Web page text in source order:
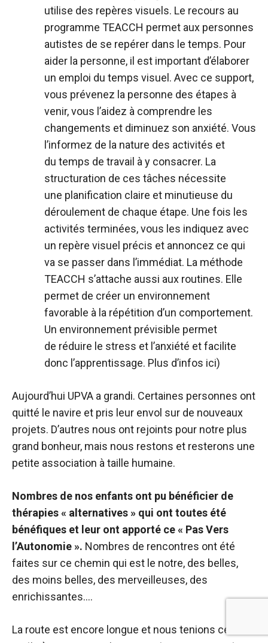
utilise des repères visuels. Le recours au
programme TEACCH permet aux personnes
autistes de se repérer dans le temps. Pour
aider la personne, il est important d’élaborer
un emploi du temps visuel. Avec ce support,
vous prévenez la personne des étapes à
venir, vous l’aidez à comprendre les
changements et diminuez son anxiété. Vous
l’informez de la nature des activités et
du temps de travail à y consacrer. La
structuration de ces tâches nécessite
une planification claire et minutieuse du
déroulement de chaque étape. Une fois les
activités terminées, vous les indiquez avec
un repère visuel précis et annoncez ce qui
va se passer dans l’immédiat. La méthode
TEACCH s’attache aussi aux routines. Elle
permet de créer un environnement
favorable à la répétition d’un comportement.
Un environnement prévisible permet
de réduire le stress et l’anxiété et facilite
donc l’apprentissage. Plus d’infos ici)
Aujourd’hui UPVA a grandi. Certaines personnes ont
quitté le navire et pris leur envol sur de nouveaux
projets. D’autres nous ont rejoints pour notre plus
grand bonheur, mais nous restons et resterons une
petite association à taille humaine.
Nombres de nos enfants ont pu bénéficier de
thérapies « alternatives » qui ont toutes été
bénéfiques et leur ont apporté ce « Pas Vers
l’Autonomie ». Nombres de rencontres ont été
faites sur ce chemin qui est le notre, des belles,
des moins belles, des merveilleuses, des
enrichissantes….
La route est encore longue et nous tenions ce